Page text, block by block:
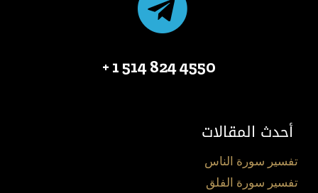
4550 824 514 1 +
أحدث المقالات
تفسير سورة الناس
تفسير سورة الفلق